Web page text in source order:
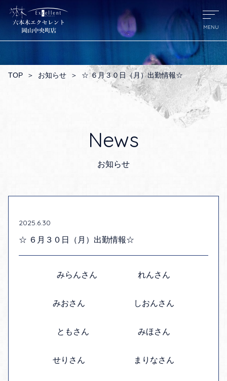
TOP ＞ お知らせ ＞ ☆ ６月３０日（月）出勤情報☆
News
お知らせ
2025.6.30
☆ ６月３０日（月）出勤情報☆
みらんさん れんさん
みおさん しおんさん
ともさん みほさん
せりさん まりなさん